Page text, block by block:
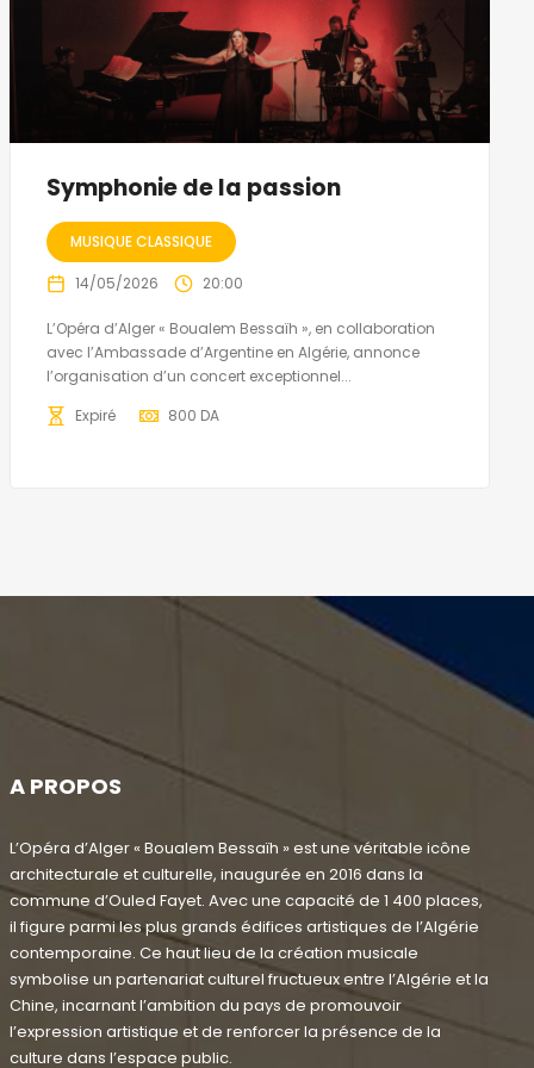
Symphonie de la passion
MUSIQUE CLASSIQUE
14/05/2026 20:00
L’Opéra d’Alger « Boualem Bessaïh », en collaboration
avec l’Ambassade d’Argentine en Algérie, annonce
l’organisation d’un concert exceptionnel...
Expiré
800 DA
A PROPOS
L’Opéra d’Alger « Boualem Bessaïh » est une véritable icône
architecturale et culturelle, inaugurée en 2016 dans la
commune d’Ouled Fayet. Avec une capacité de 1 400 places,
il figure parmi les plus grands édifices artistiques de l’Algérie
contemporaine. Ce haut lieu de la création musicale
symbolise un partenariat culturel fructueux entre l’Algérie et la
Chine, incarnant l’ambition du pays de promouvoir
l’expression artistique et de renforcer la présence de la
culture dans l’espace public.